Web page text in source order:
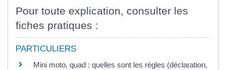
Pour toute explication, consulter les
fiches pratiques :
PARTICULIERS
Mini moto, quad : quelles sont les règles (déclaration,